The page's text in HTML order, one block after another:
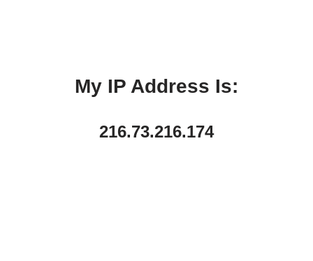
My IP Address Is:
216.73.216.174